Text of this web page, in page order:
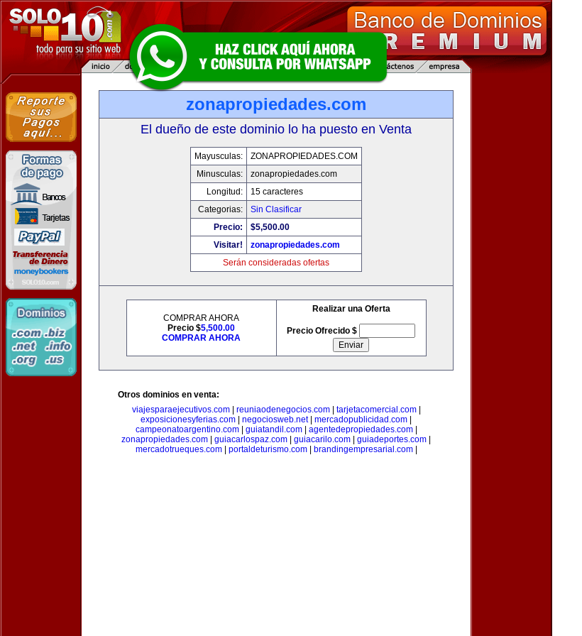
zonapropiedades.com
El dueño de este dominio lo ha puesto en Venta
Mayusculas:
ZONAPROPIEDADES.COM
Minusculas:
zonapropiedades.com
Longitud:
15 caracteres
Categorias:
Sin Clasificar
Precio:
$5,500.00
Visitar!
zonapropiedades.com
Serán consideradas ofertas
COMPRAR AHORA
Precio $5,500.00
COMPRAR AHORA
Realizar una Oferta
Precio Ofrecido $
Otros dominios en venta:
viajesparaejecutivos.com| reuniaodenegocios.com| tarjetacomercial.com|
exposicionesyferias.com
negociosweb.net| mercadopublicidad.com
campeonatoargentino.com| guiatandil.com| agentedepropiedades.com|
zonapropiedades.com
guiacarlospaz.com guiacarilo.com guiadeportes.com
mercadotrueques.com| portaldeturismo.com| brandingempresarial.com|